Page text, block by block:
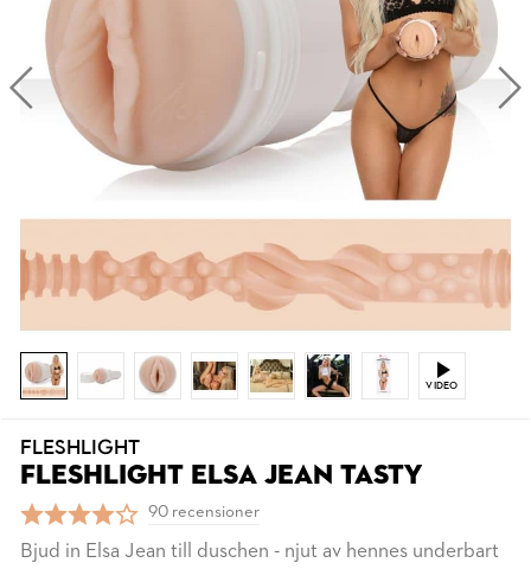
VIDEO
FLESHLIGHT
FLESHLIGHT ELSA JEAN TASTY
90 recensioner
Bjud in Elsa Jean till duschen - njut av hennes underbart